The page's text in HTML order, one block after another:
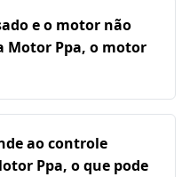
e o motor não
Motor Ppa, o motor
ao controle
Ppa, o que pode